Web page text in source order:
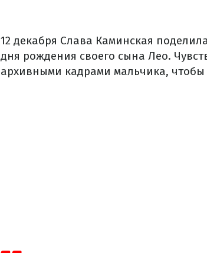
12 декабря Слава Каминская
дня рождения своего сына Лео.
архивными кадрами мальчика, чтобы